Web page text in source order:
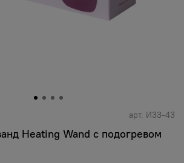
арт. И33-43
Heating Wand с подогревом